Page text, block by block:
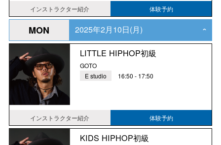
インストラクター紹介 体験予約
MON 2025年2月10日(月) ‹
LITTLE HIPHOP初級
GOTO
E studio
16:50 - 17:50
インストラクター紹介 体験予約
KIDS HIPHOP初級